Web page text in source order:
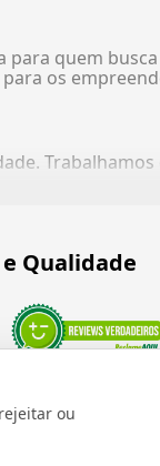
ou
para quem
os
Qualidade